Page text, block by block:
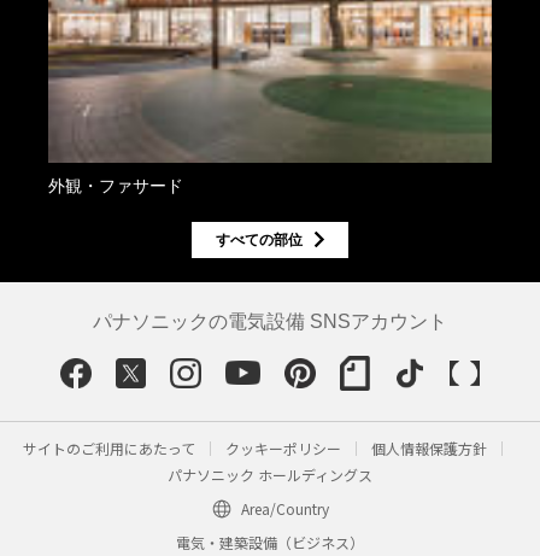
外観・ファサード
すべての部位
パナソニックの電気設備 SNSアカウント
サイトのご利用にあたって クッキーポリシー
個人情報保護方針
パナソニック ホールディングス
Area/Country
電気・建築設備（ビジネス）